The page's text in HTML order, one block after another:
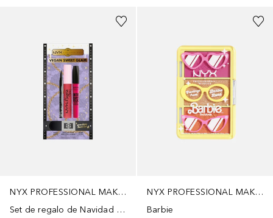
NYX PROFESSIONAL MAKEUP
Set de regalo de Navidad «Holiday Glam Look»
NYX PROFESSIONAL MAKEUP
Barbie